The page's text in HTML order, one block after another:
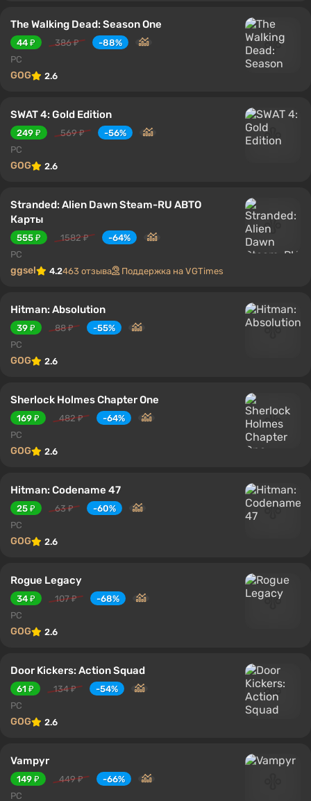
The Walking Dead: Season One
44 ₽ 386 ₽
-88%
PC
GOG 2.6
SWAT 4: Gold Edition
249 ₽ 569 ₽
-56%
PC
GOG 2.6
Stranded: Alien Dawn Steam-RU АВТО
Карты
555 ₽ 1582 ₽
-64%
PC
ggsel 4.2463 отзыва Поддержка на VGTimes
Hitman: Absolution
39 ₽ 88 ₽
-55%
PC
GOG 2.6
Sherlock Holmes Chapter One
169 ₽ 482 ₽
-64%
PC
GOG 2.6
Hitman: Codename 47
25 ₽ 63 ₽
-60%
PC
GOG 2.6
Rogue Legacy
34 ₽ 107 ₽
-68%
PC
GOG 2.6
Door Kickers: Action Squad
61 ₽ 134 ₽
-54%
PC
GOG 2.6
Vampyr
149 ₽ 449 ₽
-66%
PC